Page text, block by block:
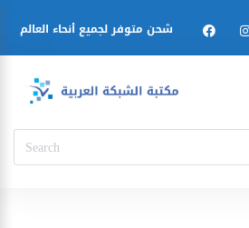
شحن متوفر لجميع أنحاء العالم